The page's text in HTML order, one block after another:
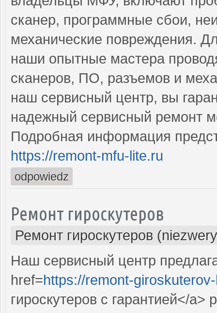
сканер, программные сбои,
механические повреждения.
наши опытные мастера
сканеров, ПО, разъемов и
наш сервисный центр, вы
надежный сервисный ремонт
Подробная информация
https://remont-mfu-lite.ru
odpowiedz
Ремонт гироскутеров
Ремонт гироскутеров
Наш сервисный центр
href=https://remont-
гироскутеров с гарантией</